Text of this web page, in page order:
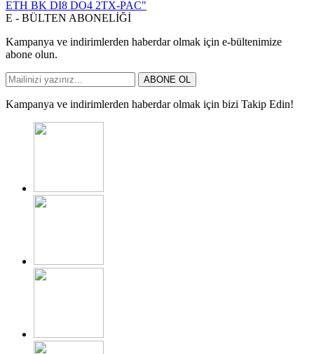
ETH BK DI8 DO4 2TX-PAC"
E - BÜLTEN ABONELİĞİ
Kampanya ve indirimlerden haberdar olmak için e-bültenimize
abone olun.
ABONE OL
Kampanya ve indirimlerden haberdar olmak için bizi Takip Edin!